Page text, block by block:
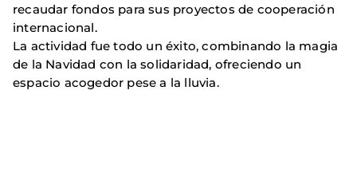
recaudar fondos para sus proyectos de cooperación
internacional.
La actividad fue todo un éxito, combinando la magia
de la Navidad con la solidaridad, ofreciendo un
espacio acogedor pese a la lluvia.